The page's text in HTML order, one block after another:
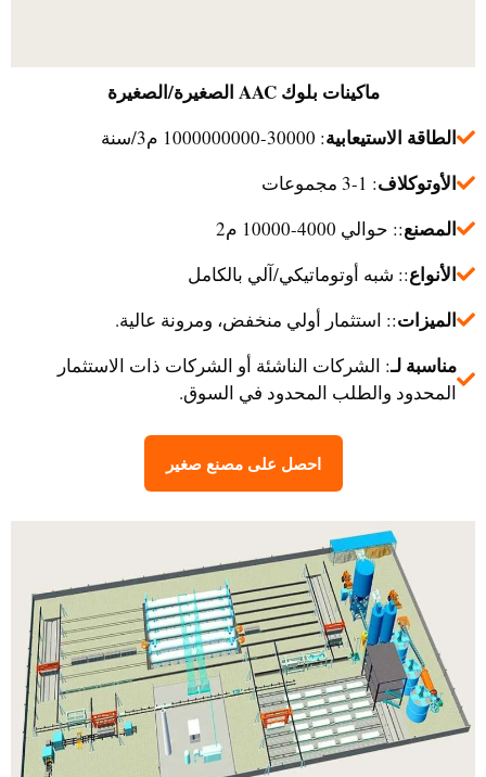
ماكينات بلوك AAC الصغيرة/الصغيرة
الطاقة الاستيعابية: 30000-1000000000 م3/سنة
الأوتوكلاف: 1-3 مجموعات
المصنع:: حوالي 4000-10000 م2
الأنواع:: شبه أوتوماتيكي/آلي بالكامل
الميزات:: استثمار أولي منخفض، ومرونة عالية.
مناسبة لـ: الشركات الناشئة أو الشركات ذات الاستثمار
المحدود والطلب المحدود في السوق.
احصل على مصنع صغير